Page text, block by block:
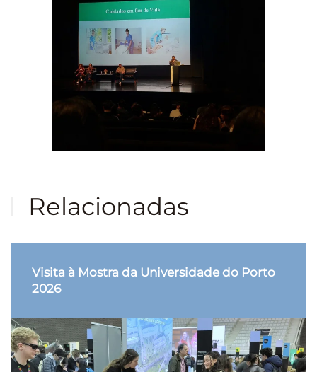
Ampliar
Relacionadas
Visita à Mostra da Universidade do Porto
2026